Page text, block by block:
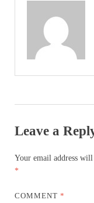
Leave a
Your email address
*
COMMENT*